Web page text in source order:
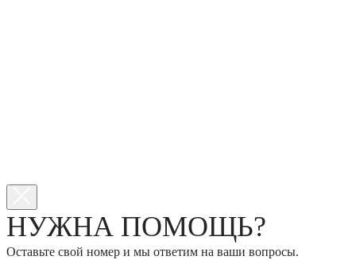
НУЖНА ПОМОЩЬ?
Оставьте свой номер и мы ответим на ваши вопросы.